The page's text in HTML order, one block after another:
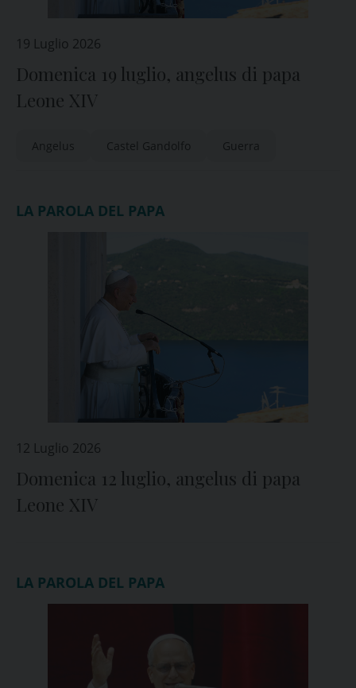
19 Luglio 2026
Domenica 19 luglio, angelus di papa
Leone XIV
Angelus Castel Gandolfo Guerra
LA PAROLA DEL PAPA
12 Luglio 2026
Domenica 12 luglio, angelus di papa
Leone XIV
LA PAROLA DEL PAPA